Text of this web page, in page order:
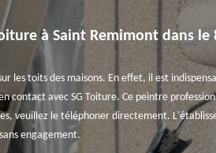
à Saint Remimont dans le
toits des maisons. En effet, il est
contact avec SG Toiture. Ce peintre
veuillez le téléphoner directement.
sans engagement.